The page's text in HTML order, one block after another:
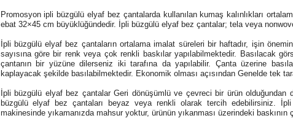
Promosyon ipli büzgülü elyaf bez çantalarda kullanılan kumaş kalınlıkları
ebat 32×45 cm büyüklüğündedir. İpli büzgülü elyaf bez çantalar; tela veya
İpli büzgülü elyaf bez çantaların ortalama imalat süreleri bir haftadır, işin
sayısına göre bir renk veya çok renkli baskılar yapılabilmektedir. Basılacak
çantanın bir yüzüne dilerseniz iki tarafına da yapılabilir. Çanta üzerine
kaplayacak şekilde basılabilmektedir. Ekonomik olması açısından Genelde tek
İpli büzgülü elyaf bez çantalar Geri dönüşümlü ve çevreci bir ürün olduğundan
büzgülü elyaf bez çantaları beyaz veya renkli olarak tercih edebilirsiniz.
makinesinde yıkamanızda mahsur yoktur, ürünün yıkanması üzerindeki baskının